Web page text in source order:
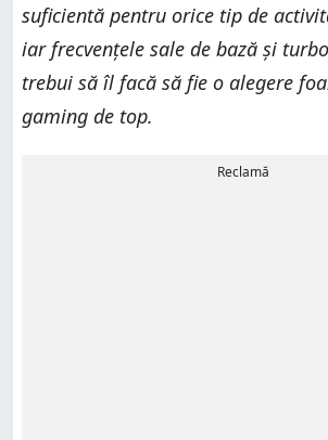
suficientă pentru orice tip de
iar frecvențele sale de bază și
trebui să îl facă să fie o alegere
gaming de top.
Reclamă